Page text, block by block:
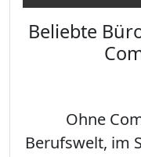
Beliebte
Ohne
Berufswelt, im